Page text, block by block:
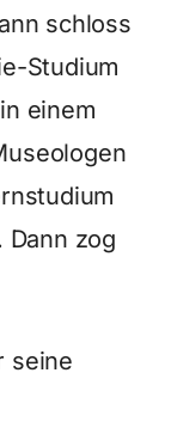
schloss
Studium
einem
Dann zog
seine